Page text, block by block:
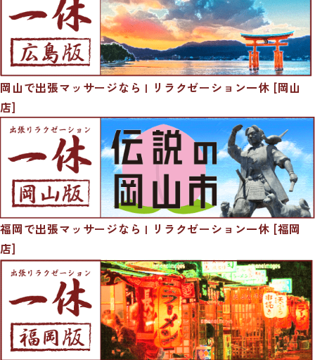
岡山で出張マッサージなら | リラクゼーション一休 [岡山
店]
福岡で出張マッサージなら | リラクゼーション一休 [福岡
店]